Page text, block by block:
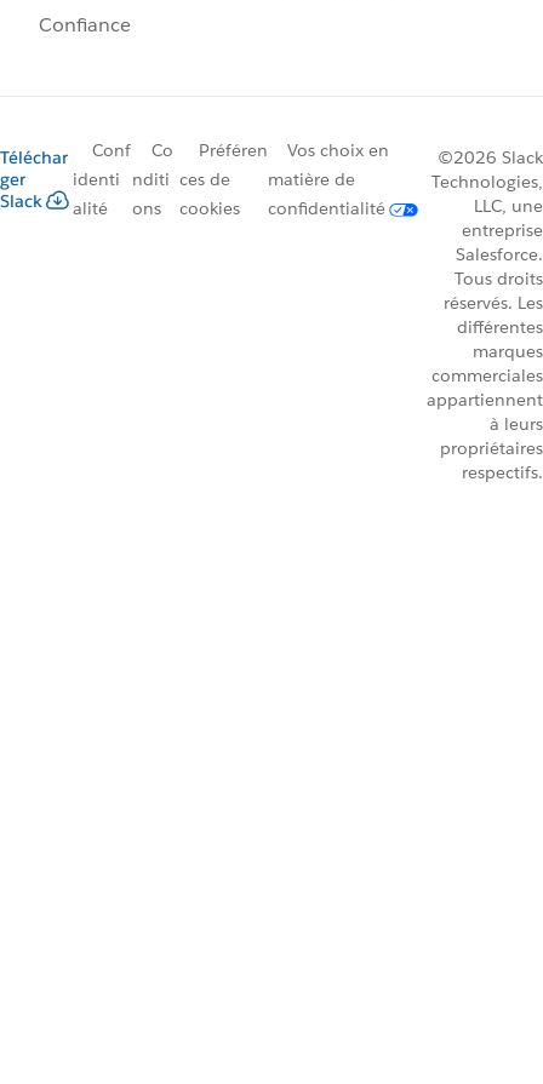
Confiance
Téléchar
ger
Slack
Conf
identi
alité
Co
nditi
ons
Préféren
ces de
cookies
Vos choix en
matière de
confidentialité
©2026 Slack
Technologies,
LLC, une
entreprise
Salesforce.
Tous droits
réservés. Les
différentes
marques
commerciales
appartiennent
à leurs
propriétaires
respectifs.